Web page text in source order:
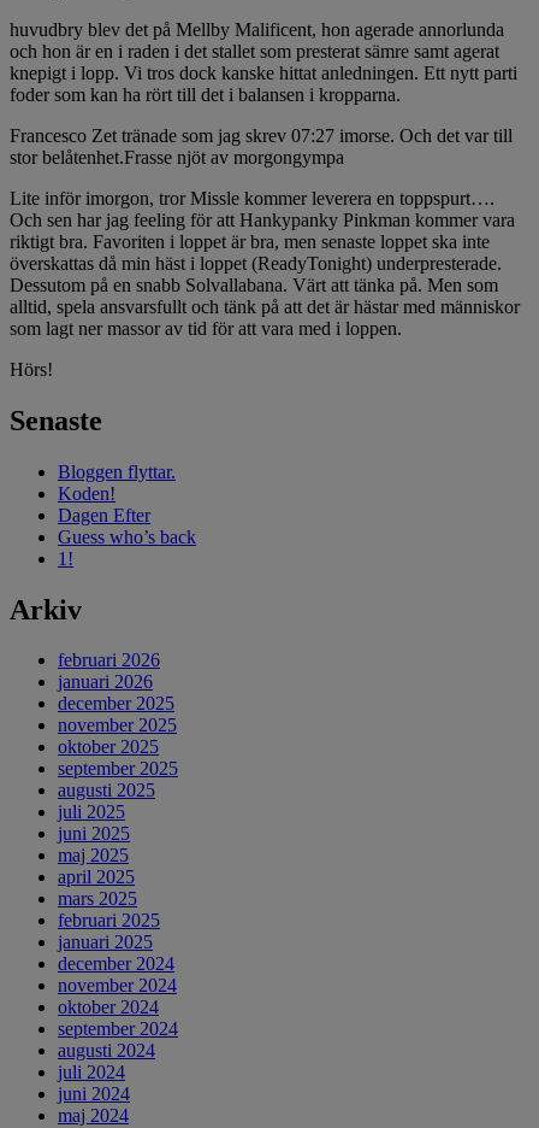
huvudbry blev det på Mellby Malificent, hon agerade annorlunda
och hon är en i raden i det stallet som presterat sämre samt agerat
knepigt i lopp. Vi tros dock kanske hittat anledningen. Ett nytt parti
foder som kan ha rört till det i balansen i kropparna.
Francesco Zet tränade som jag skrev 07:27 imorse. Och det var till
stor belåtenhet.Frasse njöt av morgongympa
Lite inför imorgon, tror Missle kommer leverera en toppspurt….
Och sen har jag feeling för att Hankypanky Pinkman kommer vara
riktigt bra. Favoriten i loppet är bra, men senaste loppet ska inte
överskattas då min häst i loppet (ReadyTonight) underpresterade.
Dessutom på en snabb Solvallabana. Värt att tänka på. Men som
alltid, spela ansvarsfullt och tänk på att det är hästar med människor
som lagt ner massor av tid för att vara med i loppen.
Hörs!
Senaste
Bloggen flyttar.
Koden!
Dagen Efter
Guess who’s back
1!
Arkiv
februari 2026
januari 2026
december 2025
november 2025
oktober 2025
september 2025
augusti 2025
juli 2025
juni 2025
maj 2025
april 2025
mars 2025
februari 2025
januari 2025
december 2024
november 2024
oktober 2024
september 2024
augusti 2024
juli 2024
juni 2024
maj 2024